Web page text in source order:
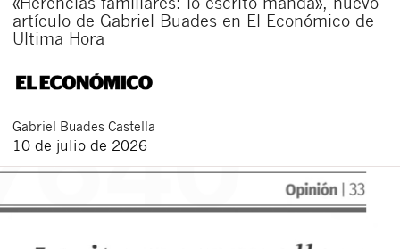
artículo de Gabriel Buades en El Económico de
Ultima Hora
Gabriel Buades Castella
10 de julio de 2026